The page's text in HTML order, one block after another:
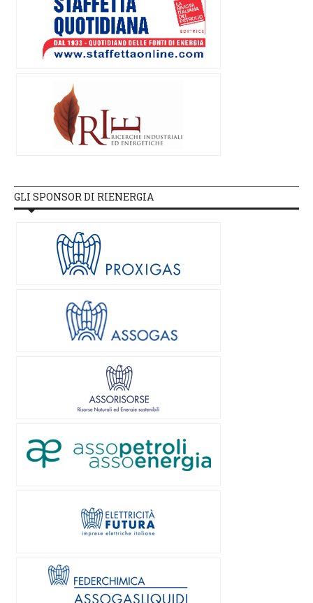
GLI SPONSOR DI RIENERGIA